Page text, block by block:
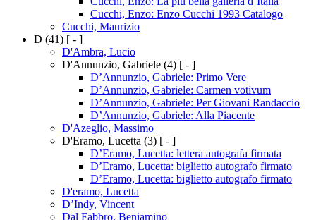
Cucchi, Enzo: Enzo Cucchi 1993 Catalogo
Cucchi, Maurizio
D (41) [ - ]
D'Ambra, Lucio
D'Annunzio, Gabriele (4) [ - ]
D’Annunzio, Gabriele: Primo Vere
D’Annunzio, Gabriele: Carmen votivum
D’Annunzio, Gabriele: Per Giovani Randaccio
D’Annunzio, Gabriele: Alla Piacente
D'Azeglio, Massimo
D'Eramo, Lucetta (3) [ - ]
D’Eramo, Lucetta: lettera autografa firmata
D’Eramo, Lucetta: biglietto autografo firmato
D’Eramo, Lucetta: biglietto autografo firmato
D'eramo, Lucetta
D’Indy, Vincent
Dal Fabbro, Beniamino